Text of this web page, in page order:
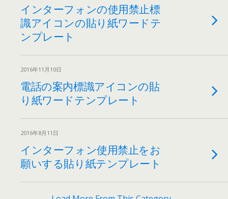
インターフォンの使用禁止標
識アイコンの貼り紙ワードテ
ンプレート
2016年11月10日
電話の案内標識アイコンの貼
り紙ワードテンプレート
2016年8月11日
インターフォン使用禁止をお
願いする貼り紙テンプレート